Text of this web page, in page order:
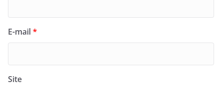
E-mail*
Site